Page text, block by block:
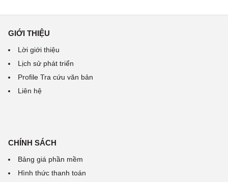
GIỚI THIỆU
Lời giới thiệu
Lịch sử phát triển
Profile Tra cứu văn bản
Liên hệ
CHÍNH SÁCH
Bảng giá phần mềm
Hình thức thanh toán